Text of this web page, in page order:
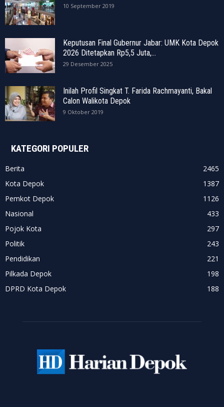
10 September 2019
Keputusan Final Gubernur Jabar: UMK Kota Depok
2026 Ditetapkan Rp5,5 Juta,...
29 Desember 2025
Inilah Profil Singkat T. Farida Rachmayanti, Bakal
Calon Walikota Depok
9 Oktober 2019
KATEGORI POPULER
Berita
2465
Kota Depok
1387
Pemkot Depok
1126
Nasional
433
Pojok Kota
297
Politik
243
Pendidikan
221
Pilkada Depok
198
DPRD Kota Depok
188